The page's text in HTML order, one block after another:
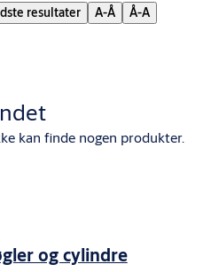
resultater A-Å Å-A
kan finde nogen produkter.
og cylindre